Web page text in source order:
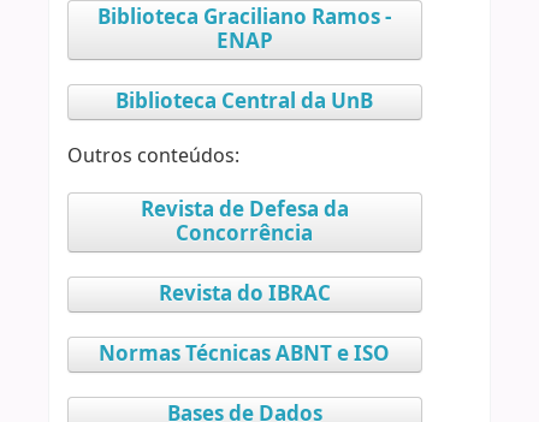
Biblioteca Graciliano Ramos -
ENAP
Biblioteca Central da UnB
Outros conteúdos:
Revista de Defesa da
Concorrência
Revista do IBRAC
Normas Técnicas ABNT e ISO
Bases de Dados